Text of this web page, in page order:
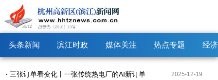
头条新闻 滨江时政 媒体关注 热点专题 经
· 三张订单看变化丨一张传统热电厂的AI新订单 2025-12-19